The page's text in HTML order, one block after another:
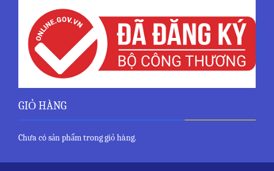
GIỎ HÀNG
Chưa có sản phẩm trong giỏ hàng.